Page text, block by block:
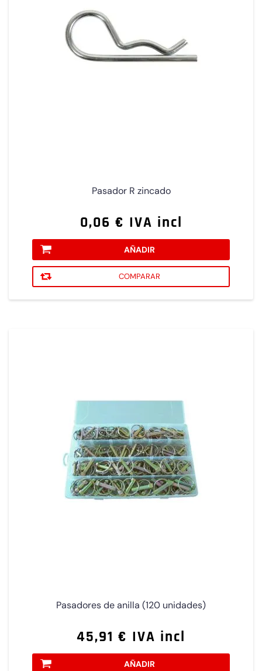
Pasador R zincado
0,06 € IVA incl
AÑADIR
COMPARAR
Pasadores de anilla (120 unidades)
45,91 € IVA incl
AÑADIR